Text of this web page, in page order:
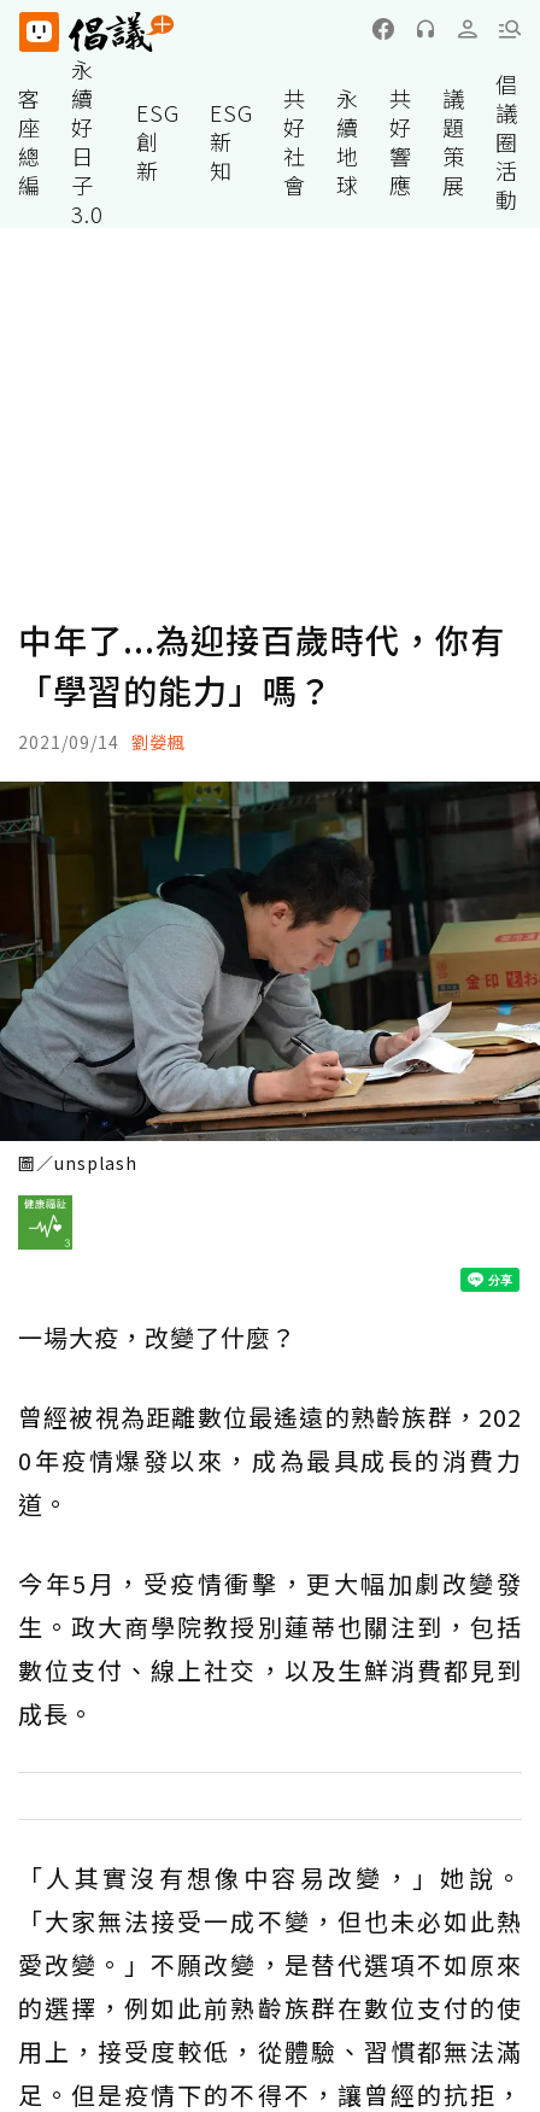
客
座
總
編
永
續
好
日
子
3.0
ESG
創
新
ESG
新
知
共
好
社
會
永
續
地
球
共
好
響
應
議
題
策
展
倡
議
圈
活
動
中年了...為迎接百歲時代，你有
「學習的能力」嗎？
2021/09/14 劉嫈楓
圖／unsplash
一場大疫，改變了什麼？
曾經被視為距離數位最遙遠的熟齡族群，202
0年疫情爆發以來，成為最具成長的消費力
道。
今年5月，受疫情衝擊，更大幅加劇改變發
生。政大商學院教授別蓮蒂也關注到，包括
數位支付、線上社交，以及生鮮消費都見到
成長。
「人其實沒有想像中容易改變，」她說。
「大家無法接受一成不變，但也未必如此熱
愛改變。」不願改變，是替代選項不如原來
的選擇，例如此前熟齡族群在數位支付的使
用上，接受度較低，從體驗、習慣都無法滿
足。但是疫情下的不得不，讓曾經的抗拒，